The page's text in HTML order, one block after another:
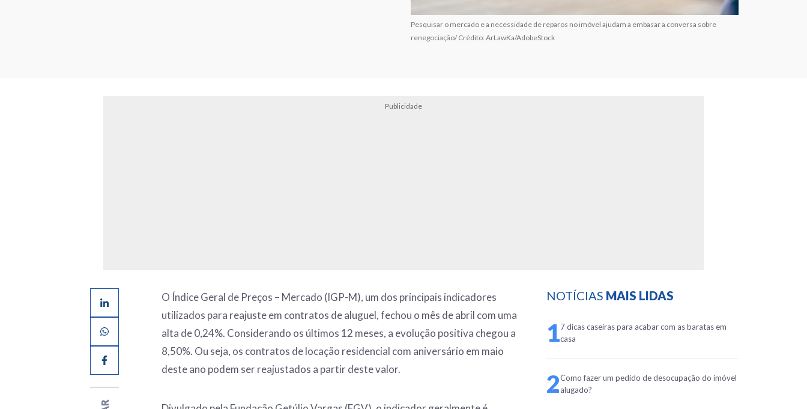
Pesquisar o mercado e a necessidade de reparos no imóvel ajudam a embasar a conversa sobre
renegociação/ Crédito: ArLawKa/AdobeStock
Publicidade
O Índice Geral de Preços – Mercado (IGP-M), um dos principais indicadores
utilizados para reajuste em contratos de aluguel, fechou o mês de abril com uma
alta de 0,24%. Considerando os últimos 12 meses, a evolução positiva chegou a
8,50%. Ou seja, os contratos de locação residencial com aniversário em maio
deste ano podem ser reajustados a partir deste valor.
NOTÍCIAS MAIS LIDAS
17 dicas caseiras para acabar com as baratas em
casa
2Como fazer um pedido de desocupação do imóvel
alugado?